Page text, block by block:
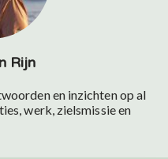
Rijn
en inzichten op al
werk, zielsmissie en